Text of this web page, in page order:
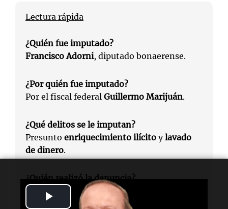
Play
Lectura rápida
¿Quién fue imputado?
Francisco Adorni, diputado bonaerense.
¿Por quién fue imputado?
Por el fiscal federal Guillermo Marijuán.
¿Qué delitos se le imputan?
Presunto enriquecimiento ilícito ylavado
de dinero.
¿Quién realizó la denuncia?
La denuncia fue realizada por la diputada
nacional
Marcela Pagano.